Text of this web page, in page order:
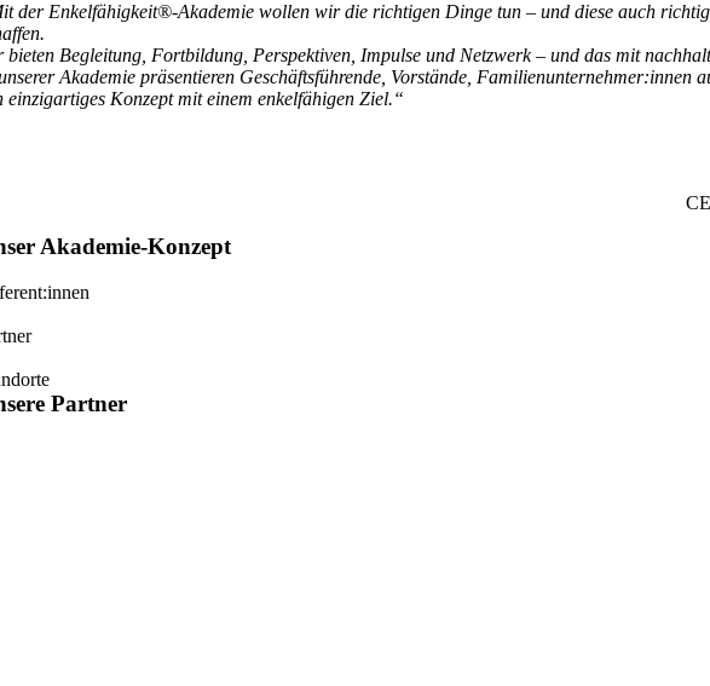
der Enkelfähigkeit®-Akademie wollen wir die richtigen Dinge tun – und diese auch
bieten Begleitung, Fortbildung, Perspektiven, Impulse und Netzwerk – und das mit
Akademie präsentieren Geschäftsführende, Vorstände, Familienunternehmer:innen
einzigartiges Konzept mit einem enkelfähigen Ziel.“
Akademie-Konzept
Partner